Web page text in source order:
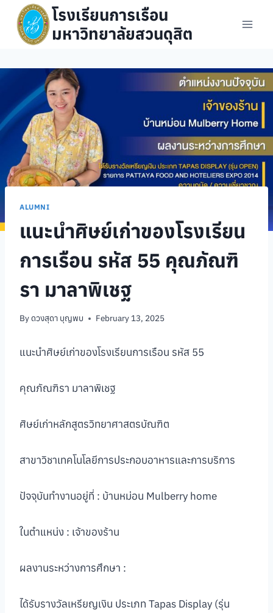
content
โรงเรียนการเรือน
มหาวิทยาลัยสวนดุสิต
ALUMNI
แนะนำศิษย์เก่าของโรงเรียน
การเรือน รหัส 55 คุณภัณฑิ
รา มาลาพิเชฐ
Byดวงสุดา บุญพบ February 13, 2025
แนะนำศิษย์เก่าของโรงเรียนการเรือน รหัส 55
คุณภัณฑิรา มาลาพิเชฐ
ศิษย์เก่าหลักสูตรวิทยาศาสตรบัณฑิต
สาขาวิชาเทคโนโลยีการประกอบอาหารและการบริการ
ปัจจุบันทำงานอยู่ที่ : บ้านหม่อน Mulberry home
ในตำแหน่ง : เจ้าของร้าน
ผลงานระหว่างการศึกษา :
ได้รับรางวัลเหรียญเงิน ประเภท Tapas Display (รุ่น